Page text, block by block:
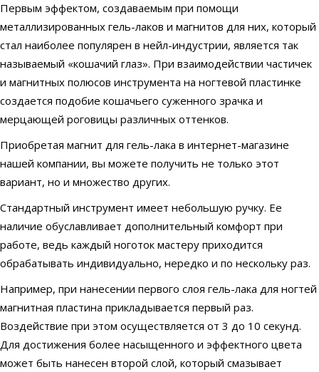
Первым эффектом, создаваемым при помощи
металлизированных гель-лаков и магнитов для них, который
стал наиболее популярен в нейл-индустрии, является так
называемый «кошачий глаз». При взаимодействии частичек
и магнитных полюсов инструмента на ногтевой пластинке
создается подобие кошачьего суженного зрачка и
мерцающей роговицы различных оттенков.
Приобретая магнит для гель-лака в интернет-магазине
нашей компании, вы можете получить не только этот
вариант, но и множество других.
Стандартный инструмент имеет небольшую ручку. Ее
наличие обуславливает дополнительный комфорт при
работе, ведь каждый ноготок мастеру приходится
обрабатывать индивидуально, нередко и по нескольку раз.
Например, при нанесении первого слоя гель-лака для ногтей
магнитная пластина прикладывается первый раз.
Воздействие при этом осуществляется от 3 до 10 секунд.
Для достижения более насыщенного и эффектного цвета
может быть нанесен второй слой, который смазывает